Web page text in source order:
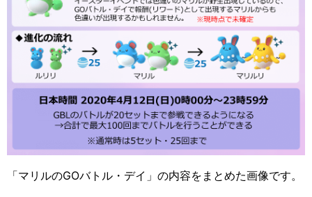
「マリルのGOバトル・デイ」の内容をまとめた画像です。